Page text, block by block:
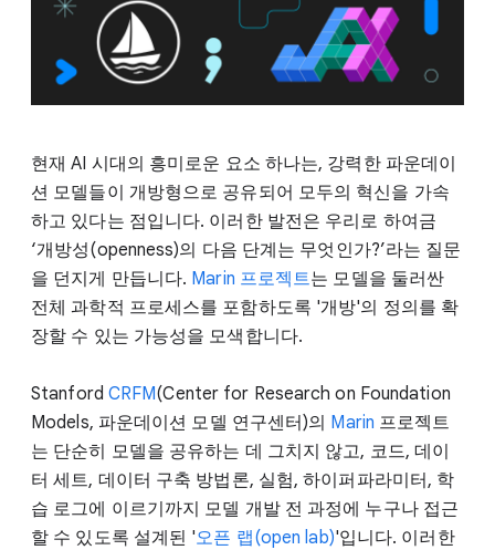
현재 AI 시대의 흥미로운 요소 하나는, 강력한 파운데이
션 모델들이 개방형으로 공유되어 모두의 혁신을 가속
하고 있다는 점입니다. 이러한 발전은 우리로 하여금
‘개방성(openness)의 다음 단계는 무엇인가?’라는 질문
을 던지게 만듭니다. Marin 프로젝트는 모델을 둘러싼
전체 과학적 프로세스를 포함하도록 '개방'의 정의를 확
장할 수 있는 가능성을 모색합니다.
Stanford CRFM(Center for Research on Foundation
Models, 파운데이션 모델 연구센터)의 Marin 프로젝트
는 단순히 모델을 공유하는 데 그치지 않고, 코드, 데이
터 세트, 데이터 구축 방법론, 실험, 하이퍼파라미터, 학
습 로그에 이르기까지 모델 개발 전 과정에 누구나 접근
할 수 있도록 설계된 '오픈 랩(open lab)'입니다. 이러한